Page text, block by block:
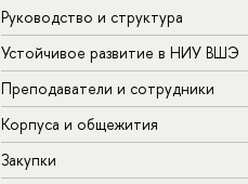
Руководство и структура
Устойчивое развитие в НИУ ВШЭ
Преподаватели и сотрудники
Корпуса и общежития
Закупки